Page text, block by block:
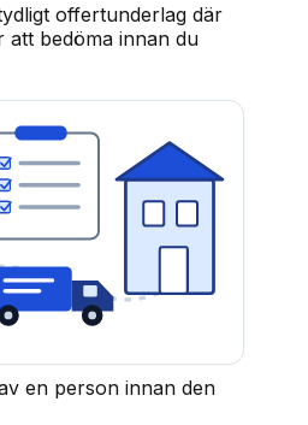
offertunderlag där
att bedöma innan du
en person innan den